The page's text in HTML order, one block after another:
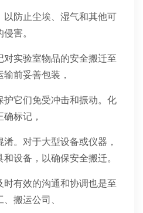
防止尘埃、湿气和其他可
害。
实验室物品的安全搬迁至
前妥善包装，
它们免受冲击和振动。化
标记，
。对于大型设备或仪器，
设备，以确保安全搬迁。
有效的沟通和协调也是至
搬运公司、